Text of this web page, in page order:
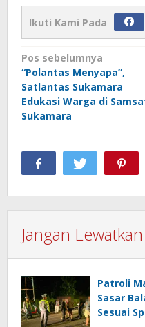
Ikuti Kami Pada
Navigasi
pos
Pos sebelumnya
“Polantas Menyapa”,
Satlantas Sukamara
Edukasi Warga di
Sukamara
Jangan Lewatkan
Patroli
Sasar
Sesuai